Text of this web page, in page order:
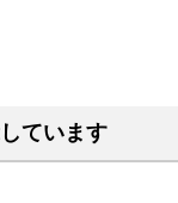
ています